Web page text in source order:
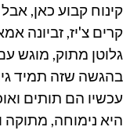
קינוח קבוע כאן,
קרים צ'יז, זביונה
גלוטן מתוק, מוגש
בהגשה שזה תמיד
עכשיו הם תותים
היא נימוחה, מתוקה